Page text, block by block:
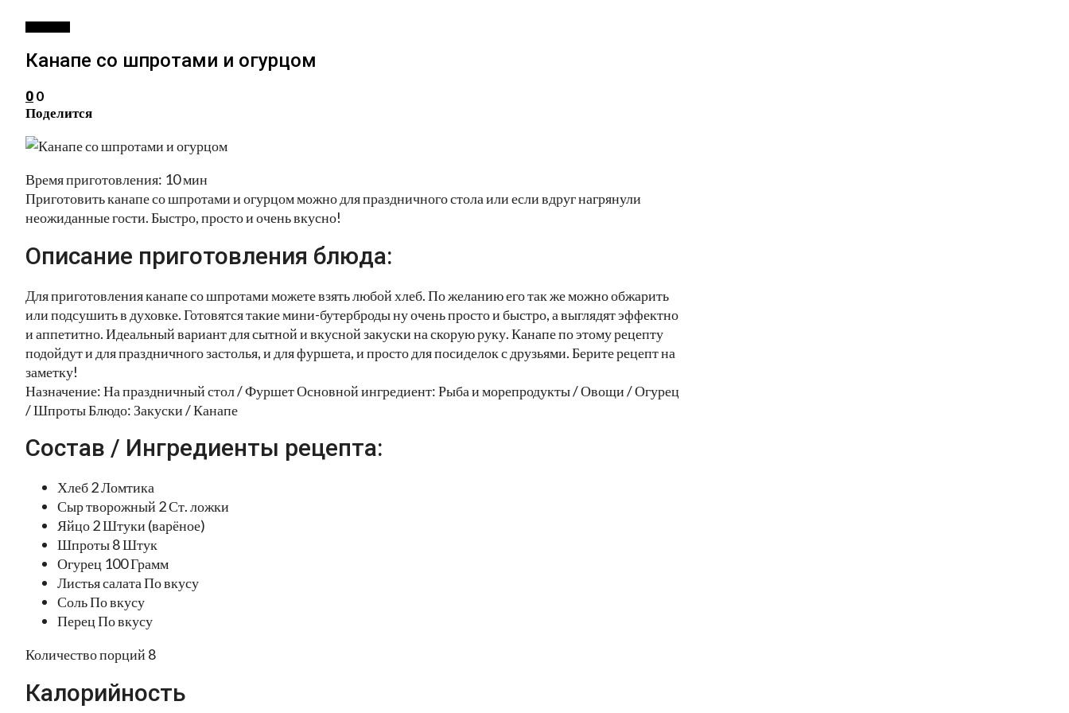
Канапе со шпротами и огурцом
0 0
Поделится
Время приготовления: 10 мин
Приготовить канапе со шпротами и огурцом можно для праздничного стола или если вдруг нагрянули
неожиданные гости. Быстро, просто и очень вкусно!
Описание приготовления блюда:
Для приготовления канапе со шпротами можете взять любой хлеб. По желанию его так же можно обжарить
или подсушить в духовке. Готовятся такие мини-бутерброды ну очень просто и быстро, а выглядят эффектно
и аппетитно. Идеальный вариант для сытной и вкусной закуски на скорую руку. Канапе по этому рецепту
подойдут и для праздничного застолья, и для фуршета, и просто для посиделок с друзьями. Берите рецепт на
заметку!
Назначение: На праздничный стол / Фуршет Основной ингредиент: Рыба и морепродукты / Овощи / Огурец
/ Шпроты Блюдо: Закуски / Канапе
Состав / Ингредиенты рецепта:
Хлеб 2 Ломтика
Сыр творожный 2 Ст. ложки
Яйцо 2 Штуки (варёное)
Шпроты 8 Штук
Огурец 100 Грамм
Листья салата По вкусу
Соль По вкусу
Перец По вкусу
Количество порций 8
Калорийность